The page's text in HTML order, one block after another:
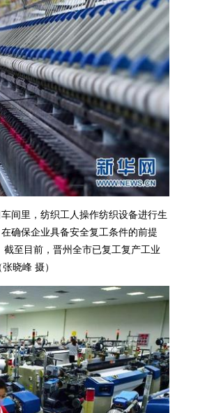
里，纺织工人操作纺织设备进行生
确保企业具备安全复工条件的前提
至目前，晋州全市已复工复产工业
晓峰 摄）